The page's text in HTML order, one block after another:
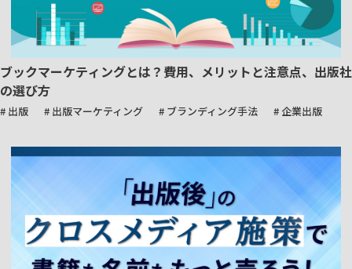
ブックマーケティングとは？費用、メリットと注意点、出版社
の選び方
# 出版 # 出版マーケティング # ブランディング手法 # 企業出版